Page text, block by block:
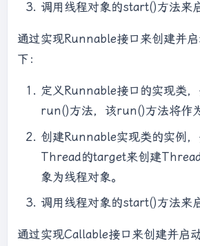
调用线程对象的start()方法来
通过实现Runnable接口来创建并
下：
定义Runnable接口的实现类
run()方法，该run()方法将作
创建Runnable实现类的实例
Thread的target来创建
象为线程对象。
调用线程对象的start()方法来
通过实现Callable接口来创建并启